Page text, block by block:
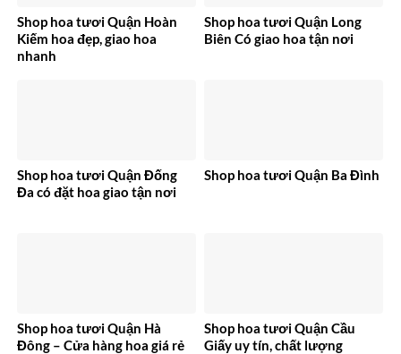
Shop hoa tươi Quận Hoàn
Kiếm hoa đẹp, giao hoa
nhanh
Shop hoa tươi Quận Long
Biên Có giao hoa tận nơi
Shop hoa tươi Quận Đống
Đa có đặt hoa giao tận nơi
Shop hoa tươi Quận Ba Đình
Shop hoa tươi Quận Hà
Đông – Cửa hàng hoa giá rẻ
Shop hoa tươi Quận Cầu
Giấy uy tín, chất lượng